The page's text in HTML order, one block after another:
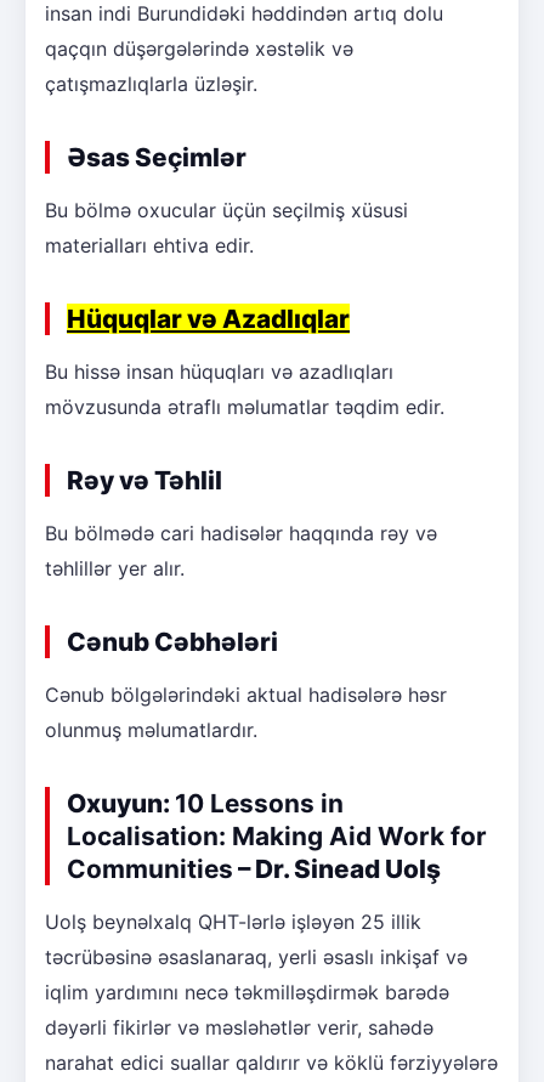
insan indi Burundidəki həddindən artıq dolu
qaçqın düşərgələrində xəstəlik və
çatışmazlıqlarla üzləşir.
Əsas Seçimlər
Bu bölmə oxucular üçün seçilmiş xüsusi
materialları ehtiva edir.
Hüquqlar və Azadlıqlar
Bu hissə insan hüquqları və azadlıqları
mövzusunda ətraflı məlumatlar təqdim edir.
Rəy və Təhlil
Bu bölmədə cari hadisələr haqqında rəy və
təhlillər yer alır.
Cənub Cəbhələri
Cənub bölgələrindəki aktual hadisələrə həsr
olunmuş məlumatlardır.
Oxuyun: 10 Lessons in
Localisation: Making Aid Work for
Communities – Dr. Sinead Uolş
Uolş beynəlxalq QHT-lərlə işləyən 25 illik
təcrübəsinə əsaslanaraq, yerli əsaslı inkişaf və
iqlim yardımını necə təkmilləşdirmək barədə
dəyərli fikirlər və məsləhətlər verir, sahədə
narahat edici suallar qaldırır və köklü fərziyyələrə